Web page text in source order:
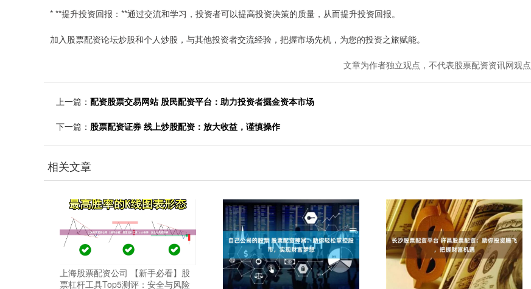
* **提升投资回报：**通过交流和学习，投资者可以提高投资决策的质量，从而提升投资回报。
加入股票配资论坛炒股和个人炒股，与其他投资者交流经验，把握市场先机，为您的投资之旅赋能。
文章为作者独立观点，不代表股票配资资讯网观点
上一篇： 配资股票交易网站 股民配资平台：助力投资者掘金资本市场
下一篇： 股票配资证券 线上炒股配资：放大收益，谨慎操作
相关文章
上海股票配资公司 【新手必看】股
票杠杆工具Top5测评：安全与风险